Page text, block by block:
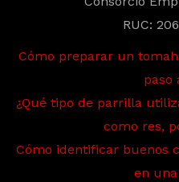
RUC:
Cómo preparar un
paso
¿Qué tipo de parrilla
como res,
Cómo identificar buenos
en